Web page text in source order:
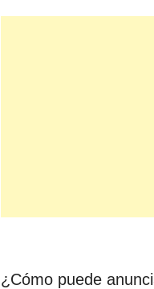
¿Cómo puede